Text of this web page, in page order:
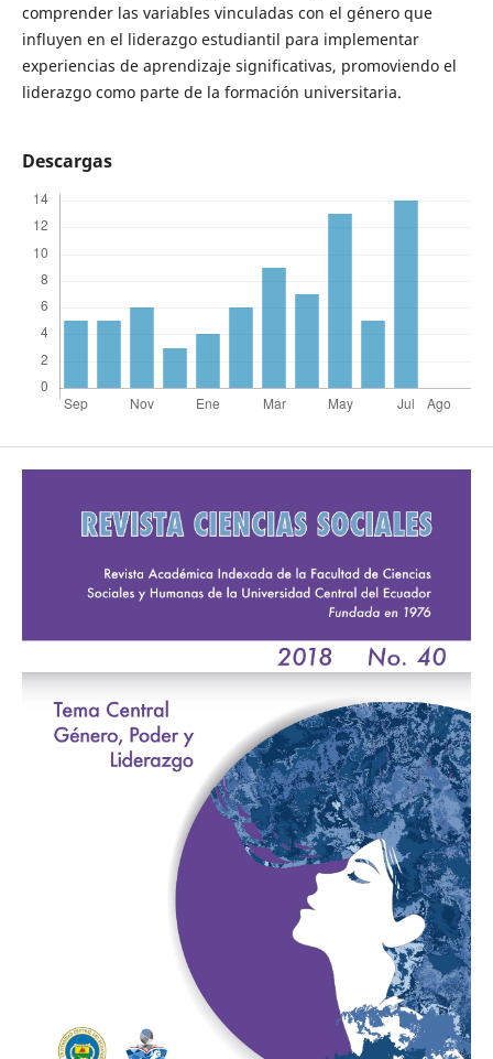
comprender las variables vinculadas con el género que
influyen en el liderazgo estudiantil para implementar
experiencias de aprendizaje significativas, promoviendo el
liderazgo como parte de la formación universitaria.
Descargas